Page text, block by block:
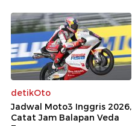
detikOto
Jadwal Moto3 Inggris 2026,
Catat Jam Balapan Veda